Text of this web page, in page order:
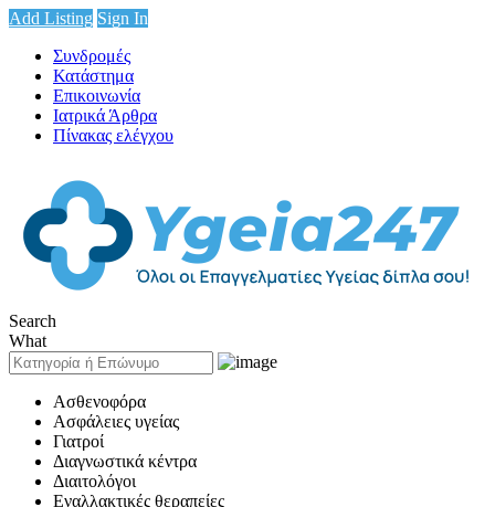
Add Listing Sign In
Συνδρομές
Κατάστημα
Επικοινωνία
Ιατρικά Άρθρα
Πίνακας ελέγχου
Search
What
Ασθενοφόρα
Ασφάλειες υγείας
Γιατροί
Διαγνωστικά κέντρα
Διαιτολόγοι
Εναλλακτικές θεραπείες